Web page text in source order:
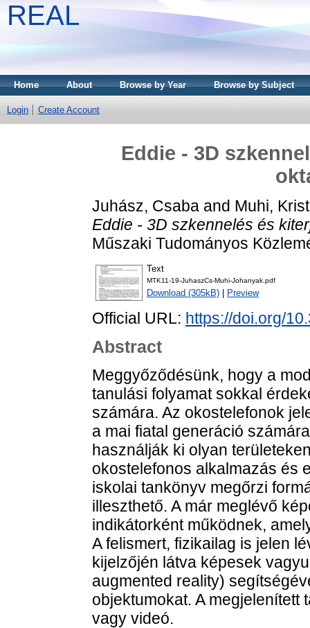
REAL
Home About Browse by Year Browse by Subject
Login Create Account
Eddie - 3D
Juhász, Csaba and Muhi,
Eddie - 3D szkennelés és
Műszaki Tudományos
Text
MTK11-19-JuhaszCs-Muhi-Johanyak.pdf
Download (305kB) Preview
Official URL: https://doi.org/
Abstract
Meggyőződésünk, hogy a
tanulási folyamat sokkal
számára. Az okostelefonok
a mai fiatal generáció
használják ki olyan
okostelefonos alkalmazás és
iskolai tankönyv megőrzi
illeszthető. A már meglévő
indikátorként működnek,
A felismert, fizikailag is jelen
kijelzőjén látva képesek
augmented reality)
objektumokat. A megjelenített
vagy videó.